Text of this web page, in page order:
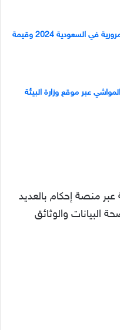
جدول المخالفات المرورية في السعودية 2024 وقيمة
عبر موقع وزارة البيئة
عبر منصة إحكام بالعديد
البيانات والوثائق